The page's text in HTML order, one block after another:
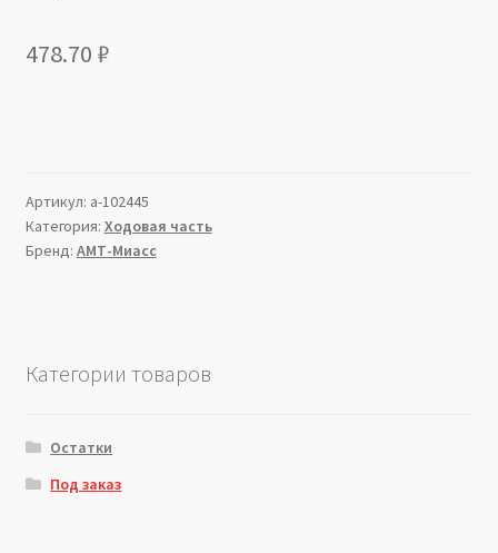
478.70 ₽
Артикул: a-102445
Категория: Ходовая часть
Бренд: АМТ-Миасс
Категории товаров
Остатки
Под заказ